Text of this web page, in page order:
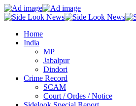
Home
India
MP
Jabalpur
Dindori
Crime Record
SCAM
Court / Ordes / Notice